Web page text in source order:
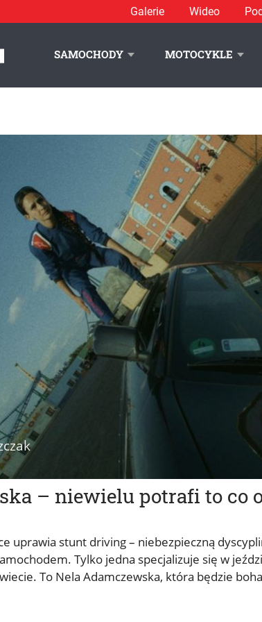
Galerie Wideo
SAMOCHODY MOTOCYKLE
– niewielu potrafi to co
uprawia stunt driving – niebezpieczną
Tylko jedna specjalizuje się w
To Nela Adamczewska, która będzie